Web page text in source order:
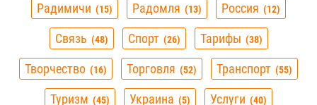
Радимичи 15 Радомля 13 Россия 12
Связь 48 Спорт 26 Тарифы 38
Творчество 16 Торговля 52 Транспорт 55
Туризм 45 Украина 5 Услуги 40